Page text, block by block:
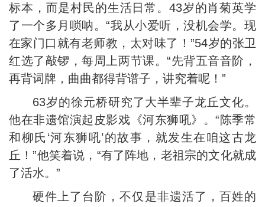
标本，而是村民的生活日常。43岁的肖菊英学
了一个多月唢呐。“我从小爱听，没机会学。现
在家门口就有老师教，太对味了！”54岁的张卫
红选了敲锣，每周上两节课。“先背五音音阶，
再背词牌，曲曲都得背谱子，讲究着呢！”
63岁的徐元桥研究了大半辈子龙丘文化。
他在非遗馆演起皮影戏《河东狮吼》。“陈季常
和柳氏‘河东狮吼’的故事，就发生在咱这古龙
丘！”他笑着说，“有了阵地，老祖宗的文化就成
了活水。”
硬件上了台阶，不仅是非遗活了，百姓的